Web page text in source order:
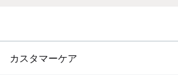
カスタマーケア